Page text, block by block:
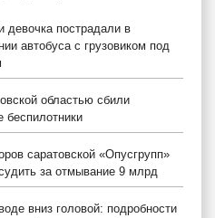
пострадали в
автобуса с грузовиком под
областью сбили
беспилотники
саратовской «Опусгрупп»
за отмывание 9 млрд
вниз головой: подробности